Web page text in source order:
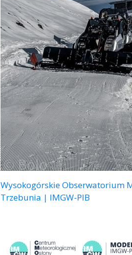
Wysokogórskie Obserwatorium
Trzebunia | IMGW-PIB